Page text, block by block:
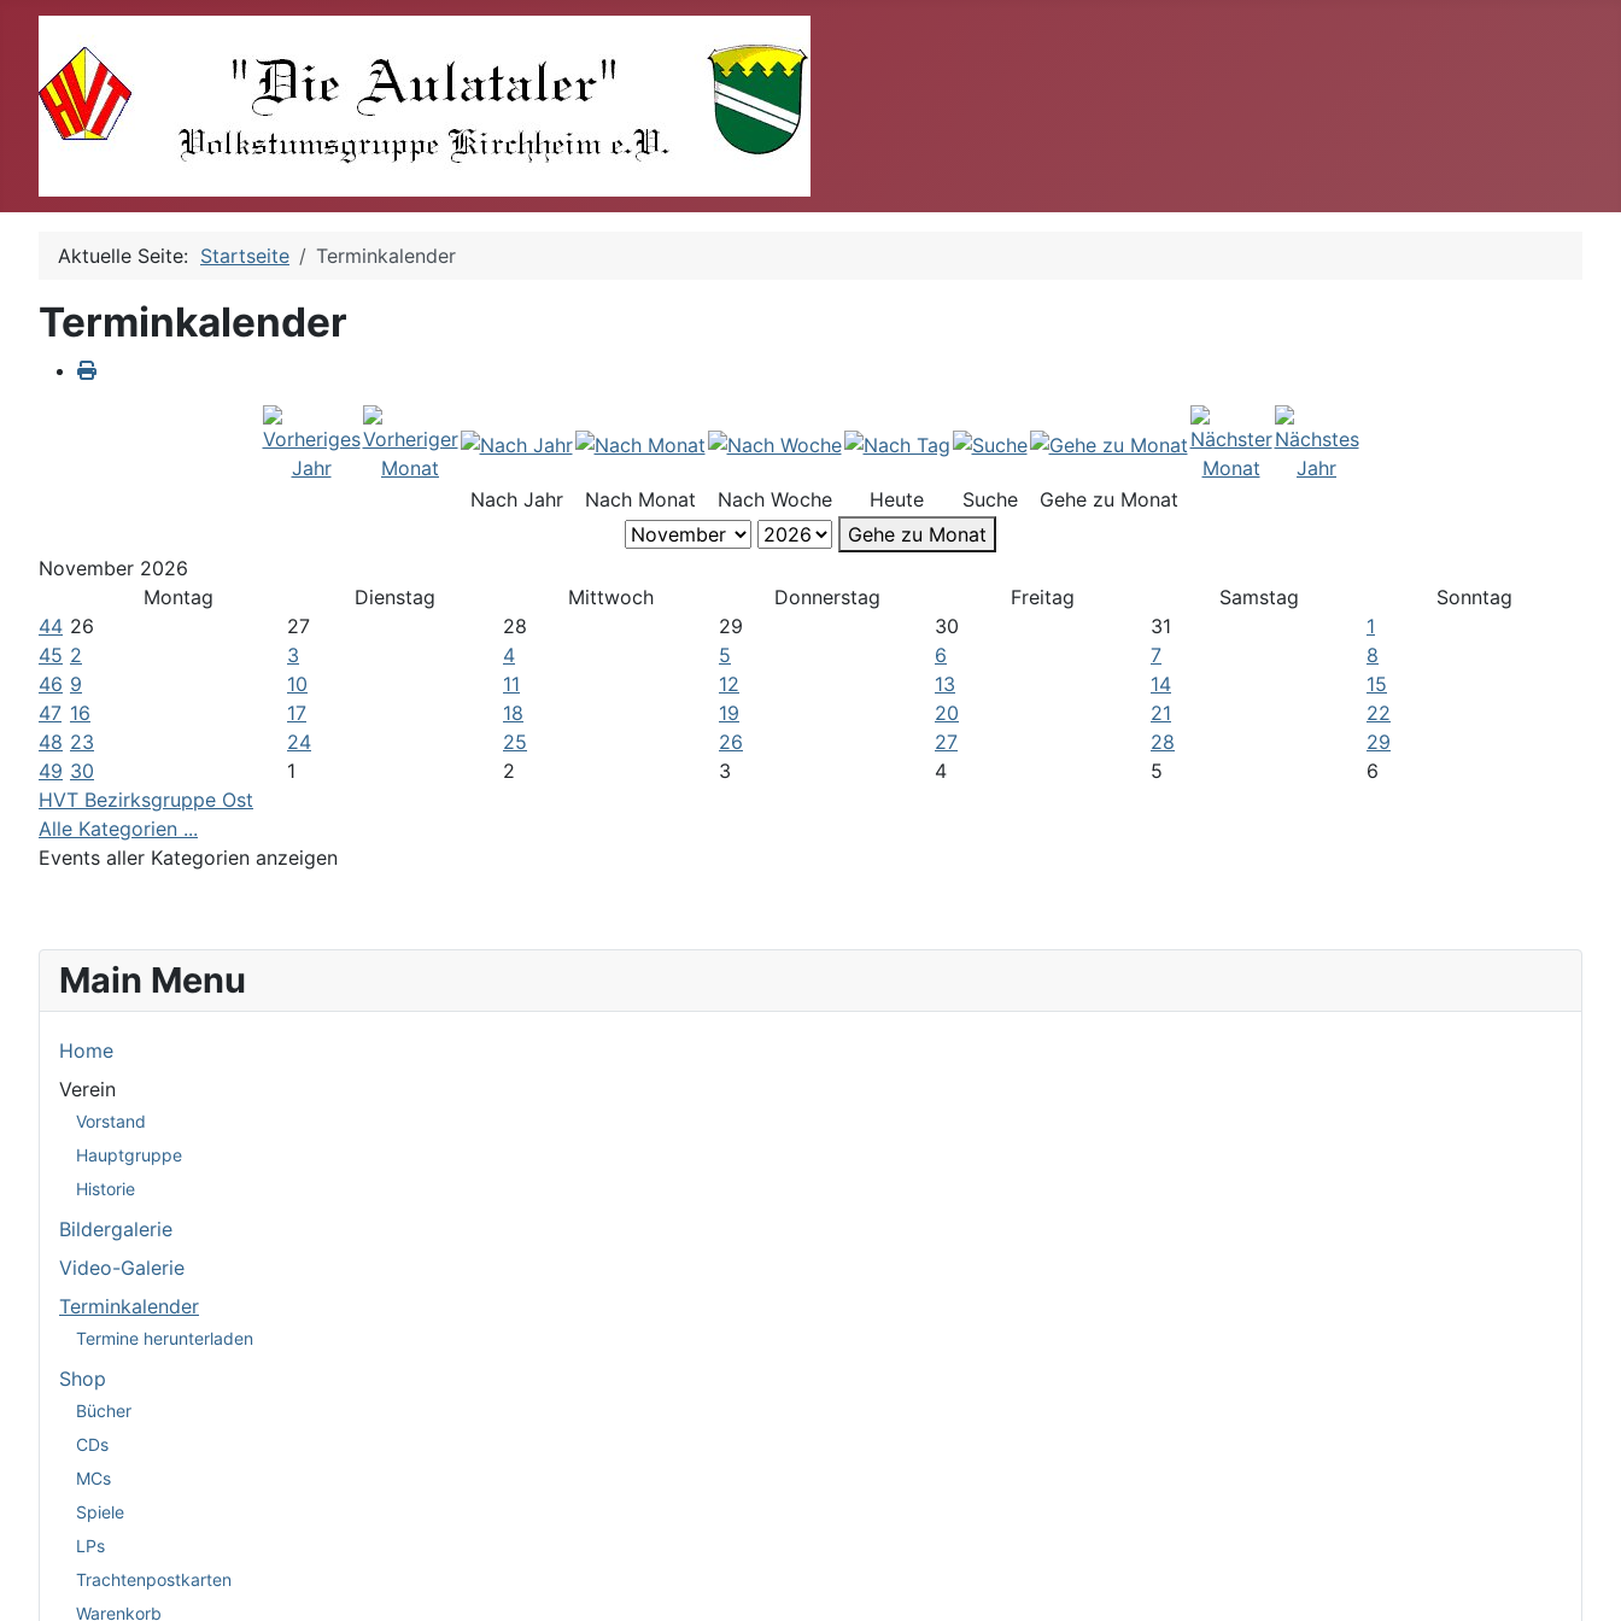
Aktuelle Seite: Startseite Terminkalender
Terminkalender
Nach Jahr Nach Monat Nach Woche Heute Suche
Gehe zu Monat
Gehe zu Monat
November 2026
Montag
Dienstag Mittwoch Donnerstag Freitag Samstag
Sonntag
44 26 27 28 29 30 31
1
45 2 3 4 5 6 7
8
46 9 10 11 12 13 14
15
47 16 17 18 19 20 21
22
48 23 24 25 26 27 28
29
49 30 1 2 3 4 5
6
HVT Bezirksgruppe Ost
Alle Kategorien ...
Events aller Kategorien anzeigen
Main Menu
Home
Verein
Vorstand
Hauptgruppe
Historie
Bildergalerie
Video-Galerie
Terminkalender
Termine herunterladen
Shop
Bücher
CDs
MCs
Spiele
LPs
Trachtenpostkarten
Warenkorb